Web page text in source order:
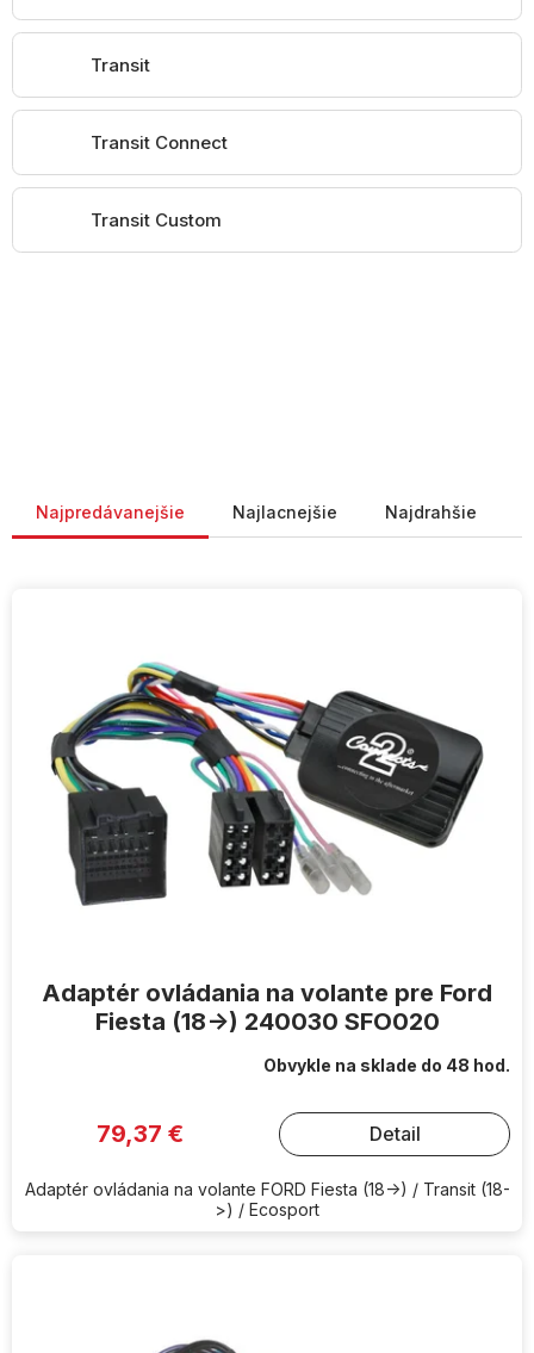
Transit
Transit Connect
Transit Custom
Najpredávanejšie Najlacnejšie Najdrahšie
Adaptér ovládania na volante pre Ford
Fiesta (18->) 240030 SFO020
Obvykle na sklade do 48 hod.
79,37 € Detail
Adaptér ovládania na volante FORD Fiesta (18->) / Transit (18-
>) / Ecosport